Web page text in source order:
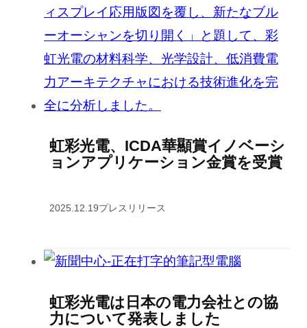
虹彩光電、ICDA華顯賞イノベーシ
ョンアプリケーション金賞を受賞
2025.12.19プレスリリース
虹彩光電は日本の電力会社との協
力について発表しました